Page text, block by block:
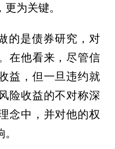
为关键。
的是债券研究，对
在他看来，尽管信
益，但一旦违约就
险收益的不对称深
念中，并对他的权